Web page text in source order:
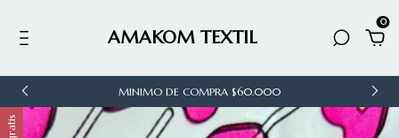
AMAKOM TEXTIL
0
MINIMO DE COMPRA $60.000